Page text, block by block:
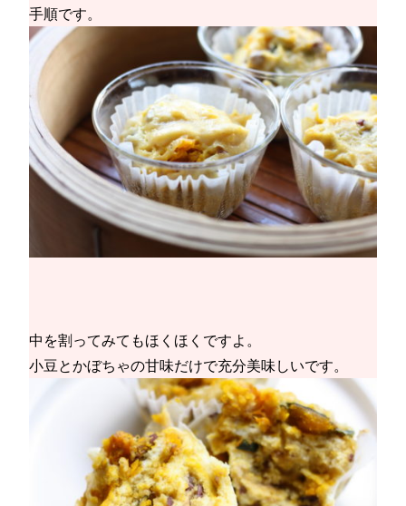
手順です。
中を割ってみてもほくほくですよ。
小豆とかぼちゃの甘味だけで充分美味しいです。